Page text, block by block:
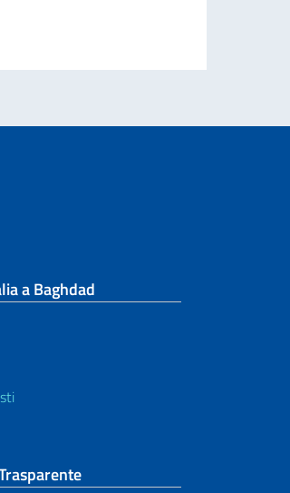
e sfide regionali: all’Ambasciata d’Italia la
a Baghdad